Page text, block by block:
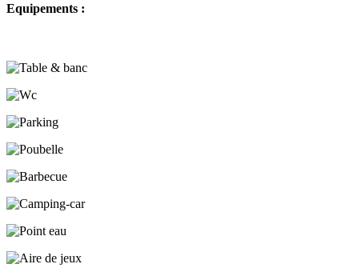
Equipements :